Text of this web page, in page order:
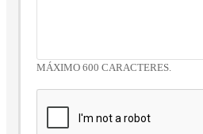
MÁXIMO 600 CARACTERES.